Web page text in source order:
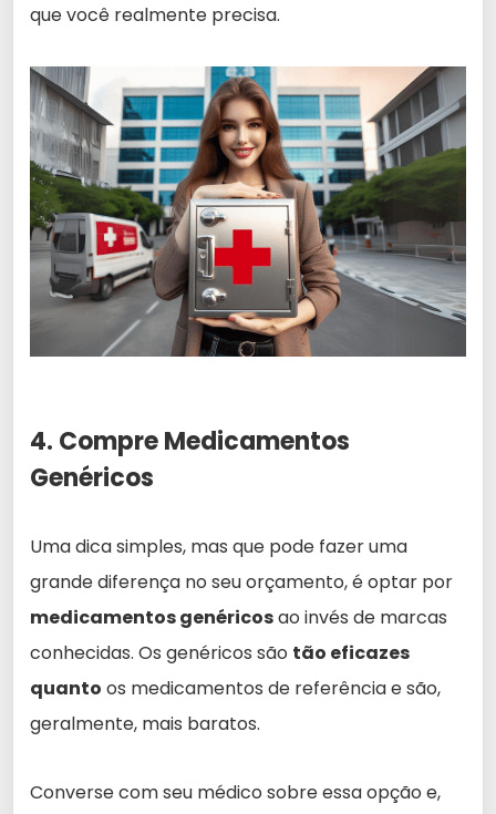
que você realmente precisa.
4. Compre Medicamentos
Genéricos
Uma dica simples, mas que pode fazer uma
grande diferença no seu orçamento, é optar por
medicamentos genéricosao invés de marcas
conhecidas. Os genéricos são tão eficazes
quanto os medicamentos de referência e são,
geralmente, mais baratos.
Converse com seu médico sobre essa opção e,